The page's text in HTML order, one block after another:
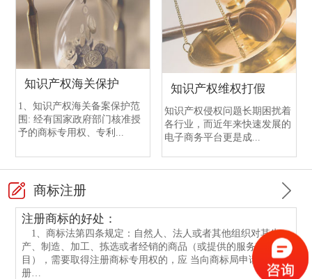
香港中国银行开户
香港中行与国内中行开户的不同点
中国银行开户手续
中银香港银行开户所需文件
香港渣打银行与国内渣打银行区别
渣打银行开户流程
香港渣打银行与国内渣打银行开户情况
香港渣打银行开户指南
渣打银行开户资料
恒生银行开户
香港恒生银行介绍
知识产权海关保护
1、知识产权海关备案保护范
围: 经有国家政府部门核准授
予的商标专用权、专利...
知识产权维权打假
知识产权侵权问题长期困扰着
各行业，而近年来快速发展的
电子商务平台更是成...
商标注册
注册商标的好处：
1、商标法第四条规定：自然人、法人或者其他组织对其生
产、制造、加工、拣选或者经销的商品（或提供的服务项
目），需要取得注册商标专用权的，应 当向商标局申请商标注
册…